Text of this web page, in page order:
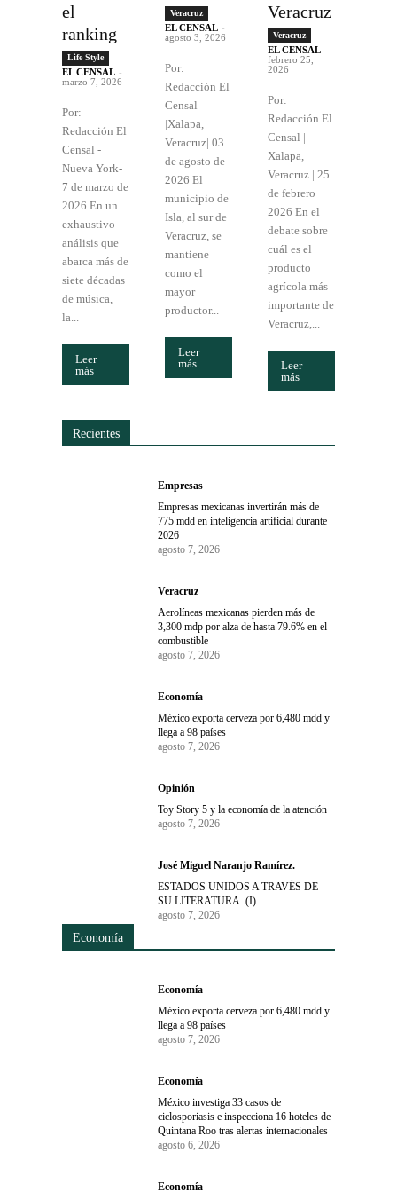
el
ranking
Life Style
EL CENSAL -
marzo 7, 2026
Por:
Redacción El
Censal -
Nueva York-
7 de marzo de
2026 En un
exhaustivo
análisis que
abarca más de
siete décadas
de música,
la...
Leer
más
Veracruz
EL CENSAL -
agosto 3, 2026
Por:
Redacción El
Censal
|Xalapa,
Veracruz| 03
de agosto de
2026 El
municipio de
Isla, al sur de
Veracruz, se
mantiene
como el
mayor
productor...
Leer
más
Veracruz
Veracruz
EL CENSAL -
febrero 25,
2026
Por:
Redacción El
Censal |
Xalapa,
Veracruz | 25
de febrero
2026 En el
debate sobre
cuál es el
producto
agrícola más
importante de
Veracruz,...
Leer
más
Recientes
Empresas
Empresas mexicanas invertirán más de
775 mdd en inteligencia artificial durante
2026
agosto 7, 2026
Veracruz
Aerolíneas mexicanas pierden más de
3,300 mdp por alza de hasta 79.6% en el
combustible
agosto 7, 2026
Economía
México exporta cerveza por 6,480 mdd y
llega a 98 países
agosto 7, 2026
Opinión
Toy Story 5 y la economía de la atención
agosto 7, 2026
José Miguel Naranjo Ramírez.
ESTADOS UNIDOS A TRAVÉS DE
SU LITERATURA. (I)
agosto 7, 2026
Economía
Economía
México exporta cerveza por 6,480 mdd y
llega a 98 países
agosto 7, 2026
Economía
México investiga 33 casos de
ciclosporiasis e inspecciona 16 hoteles de
Quintana Roo tras alertas internacionales
agosto 6, 2026
Economía